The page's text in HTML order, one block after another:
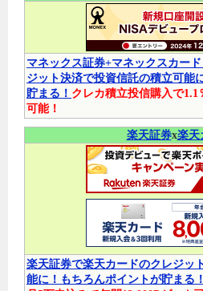
マネックス証券+マネックスカー
ジット決済で投資信託の積立可能
貯まる！ クレカ積立投信購入で1.1
可能！
楽天証券x楽天
楽天証券で楽天カードのクレジッ
能に！もちろんポイントが貯まる！